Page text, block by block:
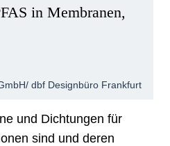
in Membranen,
dbf Designbüro Frankfurt
und Dichtungen für
sind und deren